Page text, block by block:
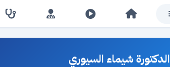
الدكتورة شيماء السيوري